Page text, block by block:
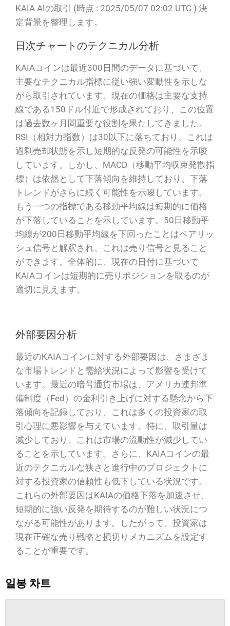
KAIA AIの取引 (時点 : 2025/05/07 02:02 UTC ) 決
定背景を整理します。
日次チャートのテクニカル分析
KAIAコインは最近300日間のデータに基づいて、
主要なテクニカル指標に従い強い変動性を示しな
がら取引されています。現在の価格は主要な支持
線である150ドル付近で形成されており、この位置
は過去数ヶ月間重要な役割を果たしてきました。
RSI（相対力指数）は30以下に落ちており、これは
過剰売却状態を示し短期的な反発の可能性を示唆
しています。しかし、MACD（移動平均収束発散指
標）は依然として下落傾向を維持しており、下落
トレンドがさらに続く可能性を示唆しています。
もう一つの指標である移動平均線は短期的に価格
が下落していることを示しています。50日移動平
均線が200日移動平均線を下回ったことはベアリッ
シュ信号と解釈され、これは売り信号と見ること
ができます。全体的に、現在の日付に基づいて
KAIAコインは短期的に売りポジションを取るのが
適切に見えます。
外部要因分析
最近のKAIAコインに対する外部要因は、さまざま
な市場トレンドと需給状況によって影響を受けて
います。最近の暗号通貨市場は、アメリカ連邦準
備制度（Fed）の金利引き上げに対する懸念から下
落傾向を記録しており、これは多くの投資家の取
引心理に悪影響を与えています。特に、取引量は
減少しており、これは市場の流動性が減少してい
ることを示しています。さらに、KAIAコインの最
近のテクニカルな狭さと進行中のプロジェクトに
対する投資家の信頼性も低下している状況です。
これらの外部要因はKAIAの価格下落を加速させ、
短期的に強い反発を期待するのが難しい状況につ
ながる可能性があります。したがって、投資家は
現在正確な売り戦略と損切りメカニズムを設定す
ることが重要です。
일봉 차트